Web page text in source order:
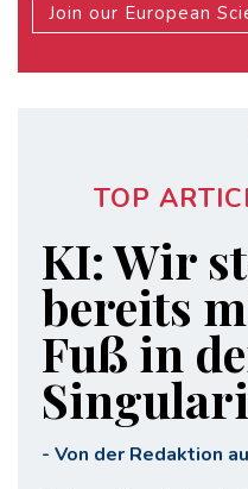
Join our European
TOP
KI: Wir
bereits
Fuß in
- Von der Redaktion